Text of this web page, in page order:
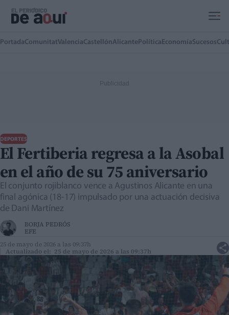
PortadaComunitatValenciaCastellónAlicante Política EconomíaSucesos
DEPORTES
El Fertiberia regresa a la Asobal
en el año de su 75 aniversario
El conjunto rojiblanco vence a Agustinos Alicante en una
final agónica (18-17) impulsado por una actuación decisiva
de Dani Martínez
BORJA PEDRÓS
EFE
25 de mayo de 2026 a las 09:37h
Actualizado el: 25 de mayo de 2026 a las 09:37h